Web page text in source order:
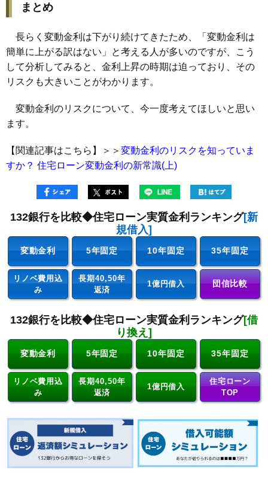
まとめ
長らく変動金利は下がり続けてきたため、「変動金利は
簡単に上がる訳はない」と考える人が多いのですが、こう
して分析してみると、金利上昇の時期は迫っており、その
リスクも大きいことがわかります。
変動金利のリスクについて、今一度考えてほしいと思い
ます。
【関連記事はこちら】＞＞ 変動金利のリスクを知っていま
すか？ 住宅ローン変動金利の新常識(上)
132銀行を比較◆住宅ローン実質金利ランキング[新
規借入]
変動金利 5年固定 10年固定 35年固定
リノベ費用込
み
長期40,50年
返済
1億円借入 団信比較
132銀行を比較◆住宅ローン実質金利ランキング[借
り換え]
変動金利 5年固定 10年固定 35年固定
リノベ費用込
み
長期40,50年
返済
1億円借入
住宅ローン
TOP